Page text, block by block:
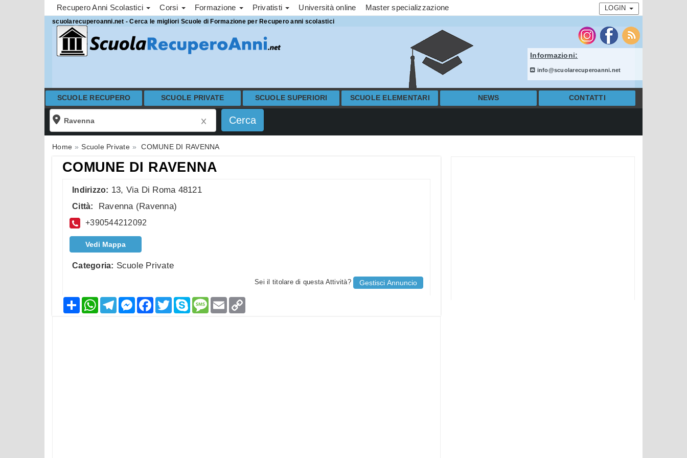
Recupero Anni Scolastici Corsi Formazione Privatisti Università online Master specializzazione LOGIN
scuolarecuperoanni.net - Cerca le migliori Scuole di Formazione per Recupero anni scolastici
Informazioni:
info@scuolarecuperoanni.net
SCUOLE RECUPERO SCUOLE PRIVATE SCUOLE SUPERIORI SCUOLE ELEMENTARI NEWS CONTATTI
Home Scuole Private COMUNE DI RAVENNA
COMUNE DI RAVENNA
Indirizzo: 13, Via Di Roma 48121
Città: Ravenna (Ravenna)
+390544212092
Vedi Mappa
Categoria: Scuole Private
Sei il titolare di questa Attività? Gestisci Annuncio
CondividiWhatsAppTelegramMessenger
Facebook
TwitterSkypeMessage
Email